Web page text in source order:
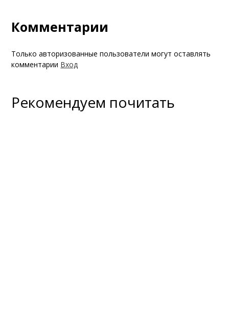
Комментарии
Только авторизованные пользователи могут оставлять
комментарии Вход
Рекомендуем почитать